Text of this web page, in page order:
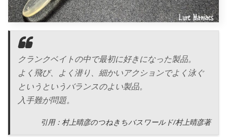
クランクベイトの中で最初に好きになった製品。
よく飛び、よく潜り、細かいアクションでよく泳ぐ
というというバランスのよい製品。
入手難が問題。
引用：村上晴彦のつねきちバスワールド/村上晴彦著